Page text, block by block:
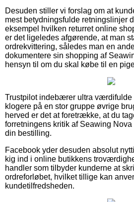
Desuden stiller vi forslag om at
mest betydningsfulde retningslinjer
eksempel hvilken returret online
er det ligeledes afgørende, at man
ordrekvittering, således man en
dokumentere sin shopping af
hensyn til om du skal købe til en
Trustpilot indebærer ultra værdifulde
klogere på en stor gruppe øvrige
herved er det at foretrække, at du
forretningens kritik af Seawing
din bestilling.
Facebook yder desuden absolut
kig ind i online butikkens
handler som tilbyder kunderne at
ordreforløbet, hvilket tillige kan
kundetilfredsheden.